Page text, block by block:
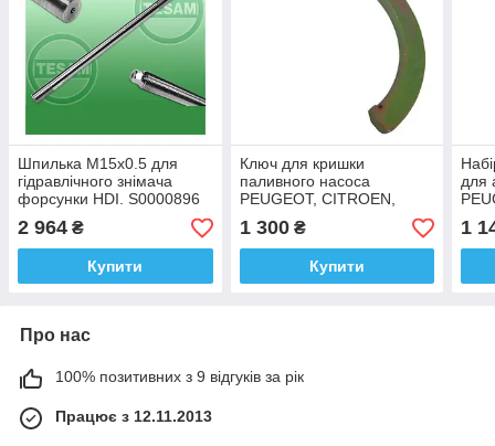
Шпилька M15x0.5 для
гідравлічного знімача
форсунки HDI. S0000896
TESAM
2 964 ₴
Купити
Ключ для кришки
паливного насоса
PEUGEOT, CITROEN,
RENAULT, 108 мм. A1417
H.C.B.
1 300₴
Купити
для
шт.
1
Про нас
100% позитивних з 9 відгуків за рік
Працює з 12.11.2013